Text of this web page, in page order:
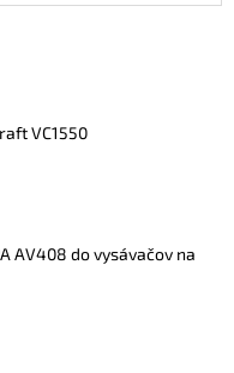
VC1550
AV408 do vysávačov na